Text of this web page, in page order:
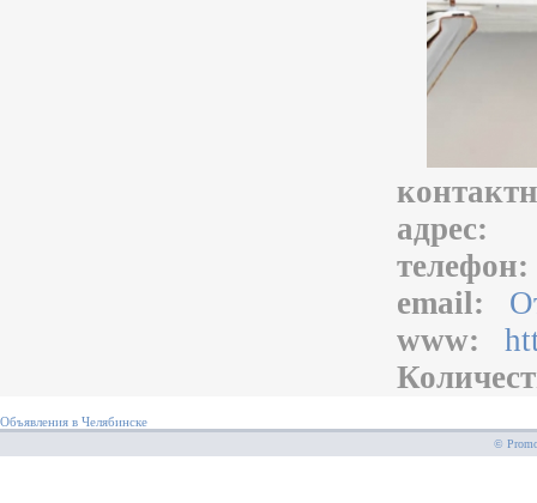
адрес:
email:
www:
Объявления в Челябинске
©